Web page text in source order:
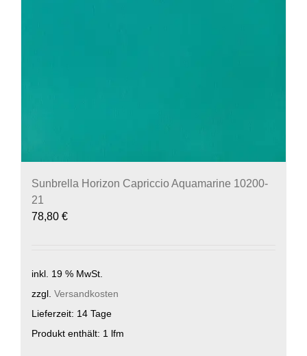
Sunbrella Horizon Capriccio Aquamarine 10200-
21
78,80 €
inkl. 19 % MwSt.
zzgl. Versandkosten
Lieferzeit: 14 Tage
Produkt enthält: 1 lfm